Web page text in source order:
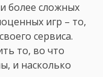
более сложных
игр – то,
сервиса.
то, во что
и насколько